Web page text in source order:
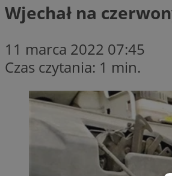
Wjechał na
11 marca 2022 07:45
Czas czytania: 1 min.